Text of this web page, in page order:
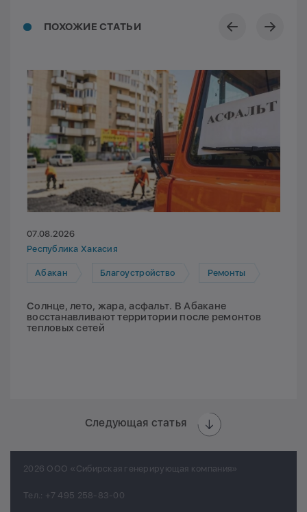
ПОХОЖИЕ СТАТЬИ
07.08.2026
Республика Хакасия
Абакан Благоустройство Ремонты
Солнце, лето, жара, асфальт. В Абакане
восстанавливают территории после ремонтов
тепловых сетей
Следующая статья
2026 ООО «Сибирская генерирующая компания»
Тел.: +7 495 258-83-00